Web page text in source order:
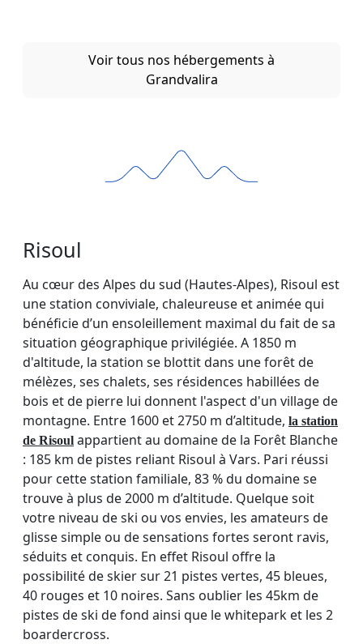
Voir tous nos hébergements à
Grandvalira
Risoul
Au cœur des Alpes du sud (Hautes-Alpes), Risoul est
une station conviviale, chaleureuse et animée qui
bénéficie d’un ensoleillement maximal du fait de sa
situation géographique privilégiée. A 1850 m
d'altitude, la station se blottit dans une forêt de
mélèzes, ses chalets, ses résidences habillées de
bois et de pierre lui donnent l'aspect d'un village de
montagne. Entre 1600 et 2750 m d’altitude, la station
de Risoul appartient au domaine de la Forêt Blanche
: 185 km de pistes reliant Risoul à Vars. Pari réussi
pour cette station familiale, 83 % du domaine se
trouve à plus de 2000 m d’altitude. Quelque soit
votre niveau de ski ou vos envies, les amateurs de
glisse simple ou de sensations fortes seront ravis,
séduits et conquis. En effet Risoul offre la
possibilité de skier sur 21 pistes vertes, 45 bleues,
40 rouges et 10 noires. Sans oublier les 45km de
pistes de ski de fond ainsi que le whitepark et les 2
boardercross.